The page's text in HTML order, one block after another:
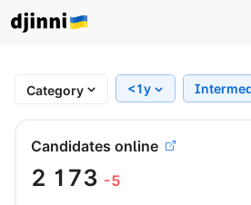
Category <1y
Candidates online
2 173 -5